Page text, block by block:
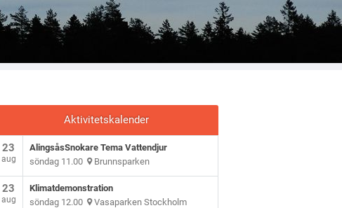
Aktivitetskalender
23
aug
AlingsåsSnokare Tema Vattendjur
söndag 11.00 Brunnsparken
23
aug
Klimatdemonstration
söndag 12.00 Vasaparken Stockholm